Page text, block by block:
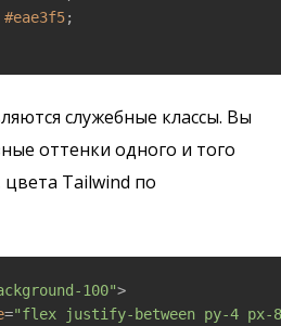
#eae3f5;
служебные классы. Вы
оттенки одного и того
Tailwind по
100">
="flex justify-between py-4 px-